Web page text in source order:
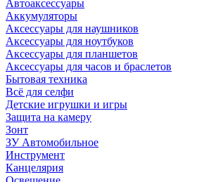
Автоаксессуары
Аккумуляторы
Аксессуары для наушников
Аксессуары для ноутбуков
Аксессуары для планшетов
Аксессуары для часов и браслетов
Бытовая техника
Всё для селфи
Детские игрушки и игры
Защита на камеру
Зонт
ЗУ Автомобильное
Инструмент
Канцелярия